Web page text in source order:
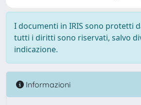
I documenti in IRIS sono protetti
tutti i diritti sono riservati, salvo
indicazione.
Informazioni